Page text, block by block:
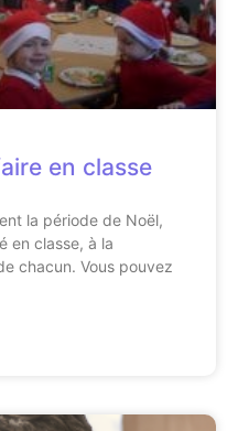
en classe
la période de Noël,
en classe, à la
chacun. Vous pouvez